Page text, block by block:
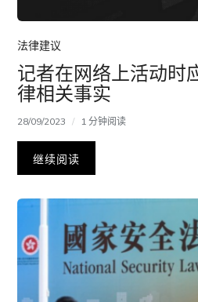
法律建议
记者在网络上活动时
律相关事实
28/09/2023 1 分钟阅读
继续阅读